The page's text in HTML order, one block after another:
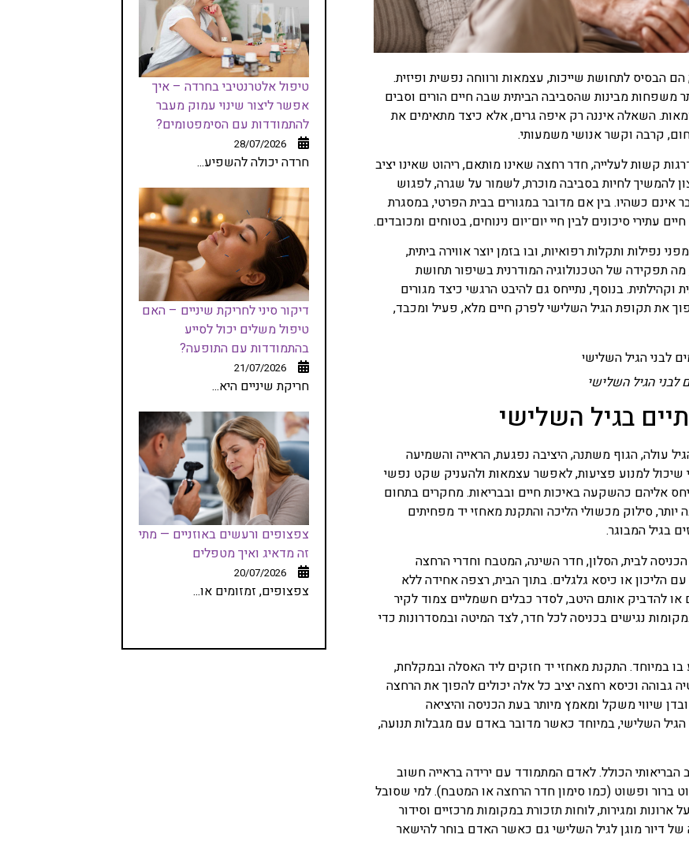
הבסיס לתחושת שייכות, עצמאות ורווחה נפשית ופיזית.
משפחות מבינות שהסביבה הביתית שבה חיים הורים וסבים
השאלה איננה רק איפה גרים, אלא כיצד מתאימים את
קרבה וקשר אנושי משמעותי.
קשות לעלייה, חדר רחצה שאינו מותאם, ריהוט שאינו יציב
להמשיך לחיות בסביבה מוכרת, לשמור על שגרה, לפגוש
אינם כשהיו. בין אם מדובר במגורים בבית הפרטי, במסגרת
עתירי סיכונים לבין חיי יום־יום נינוחים, בטוחים ומכובדים.
ותקלות רפואיות, ובו בזמן יוצר אווירה ביתית,
מה תפקידה של הטכנולוגיה המודרנית בשיפור תחושת
בנוסף, נתייחס גם להיבט הרגשי כיצד מגורים
את תקופת הגיל השלישי לפרק חיים מלא, פעיל ומכבד,
לבני הגיל השלישי
בגיל השלישי
עולה, הגוף משתנה, היציבה נפגעת, הראייה והשמיעה
שיכול למנוע פציעות, לאפשר עצמאות ולהעניק שקט נפשי
אליהם כהשקעה באיכות חיים ובבריאות. מחקרים בתחום
יותר, סילוק מכשולי הליכה והתקנת מאחזי יד מפחיתים
בגיל המבוגר.
לבית, הסלון, חדר השינה, המטבח וחדרי הרחצה
הליכון או כיסא גלגלים. בתוך הבית, רצפה אחידה ללא
או להדביק אותם היטב, לסדר כבלים חשמליים צמוד לקיר
נגישים בכניסה לכל חדר, לצד המיטה ובמסדרונות כדי
במיוחד. התקנת מאחזי יד חזקים ליד האסלה ובמקלחת,
וכיסא רחצה יציב כל אלה יכולים להפוך את הרחצה
שיווי משקל ומאמץ מיותר בעת הכניסה והיציאה
השלישי, במיוחד כאשר מדובר באדם עם מגבלות תנועה,
הכולל. לאדם המתמודד עם ירידה בראייה חשוב
ברור ופשוט (כמו סימון חדר הרחצה או המטבח). למי שסובל
ארונות ומגירות, לוחות תזכורת במקומות מרכזיים וסידור
דיור מוגן לגיל השלישי גם כאשר האדם בוחר להישאר
טיפול אלטרנטיבי בחרדה – איך
אפשר ליצור שינוי עמוק מעבר
להתמודדות עם הסימפטומים?
28/07/2026
חרדה יכולה להשפיע...
דיקור סיני לחריקת שיניים – האם
טיפול משלים יכול לסייע
בהתמודדות עם התופעה?
21/07/2026
חריקת שיניים היא...
צפצופים ורעשים באוזניים — מתי
זה מדאיג ואיך מטפלים
20/07/2026
צפצופים, זמזומים או...